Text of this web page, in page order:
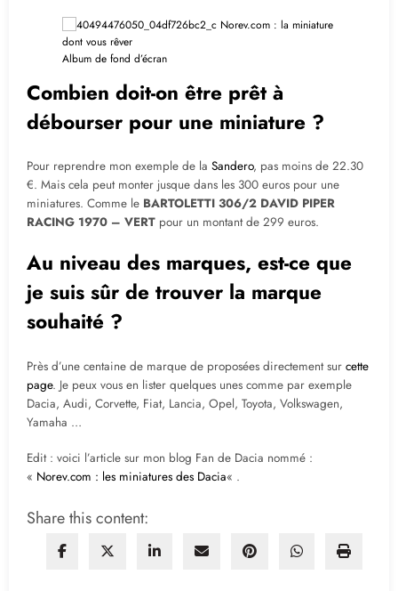
Album de fond d’écran
Combien doit-on être prêt à
débourser pour une miniature ?
Pour reprendre mon exemple de la Sandero, pas moins de 22.30
€. Mais cela peut monter jusque dans les 300 euros pour une
miniatures. Comme le BARTOLETTI 306/2 DAVID PIPER
RACING 1970 – VERT pour un montant de 299 euros.
Au niveau des marques, est-ce que
je suis sûr de trouver la marque
souhaité ?
Près d’une centaine de marque de proposées directement sur cette
page. Je peux vous en lister quelques unes comme par exemple
Dacia, Audi, Corvette, Fiat, Lancia, Opel, Toyota, Volkswagen,
Yamaha …
Edit : voici l’article sur mon blog Fan de Dacia nommé :
« Norev.com : les miniatures des Dacia« .
Share this content: